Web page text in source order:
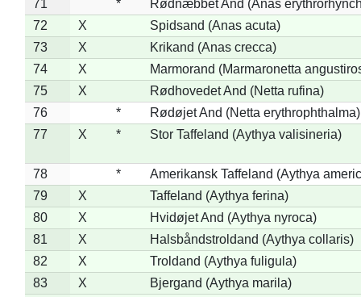
71
*
Rødnæbbet And (Anas
72
X
Spidsand (Anas acuta)
73
X
Krikand (Anas crecca)
74
X
Marmorand (Marmaronetta
75
X
Rødhovedet And (Netta rufina)
76
*
Rødøjet And (Netta erythrophthalma)
77
X * Stor Taffeland (Aythya valisineria)
78 *
Amerikansk Taffeland (Aythya
79
X
Taffeland (Aythya ferina)
80
X
Hvidøjet And (Aythya nyroca)
81
X
Halsbåndstroldand (Aythya collaris)
82
X
Troldand (Aythya fuligula)
83
X
Bjergand (Aythya marila)